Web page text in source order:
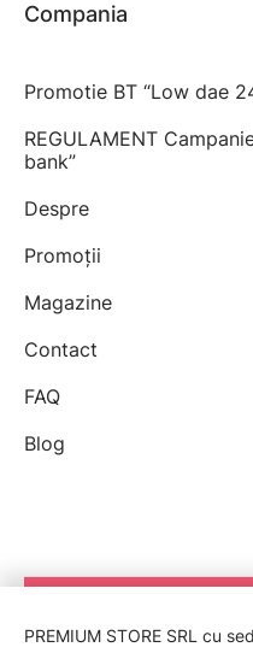
Compania
Promotie BT “Low dae
REGULAMENT
bank”
Despre
Promoții
Magazine
Contact
FAQ
Blog
PREMIUM STORE SRL cu